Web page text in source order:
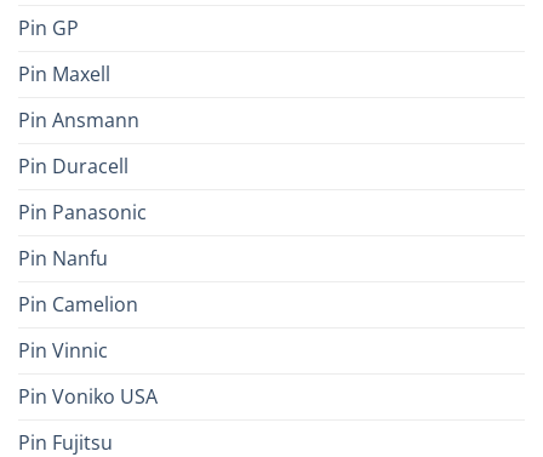
Pin GP
Pin Maxell
Pin Ansmann
Pin Duracell
Pin Panasonic
Pin Nanfu
Pin Camelion
Pin Vinnic
Pin Voniko USA
Pin Fujitsu